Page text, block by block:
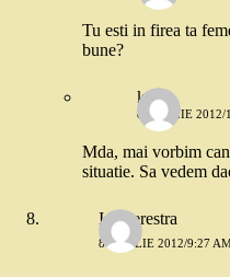
Tu esti in firea ta
bune?
k.
8 APRILIE 2012/
Mda, mai vorbim
situatie. Sa vedem
Istraterestra
8 APRILIE 2012/9:27